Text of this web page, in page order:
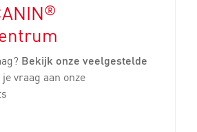
®
Bekijk onze veelgestelde
vraag aan onze